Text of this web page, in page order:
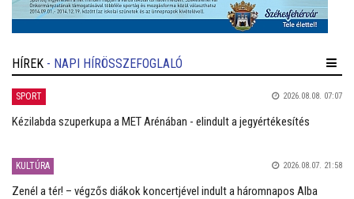
HÍREK - NAPI HÍRÖSSZEFOGLALÓ
SPORT 2026.08.08. 07:07
Kézilabda szuperkupa a MET Arénában - elindult a jegyértékesítés
KULTÚRA 2026.08.07. 21:58
Zenél a tér! – végzős diákok koncertjével indult a háromnapos Alba